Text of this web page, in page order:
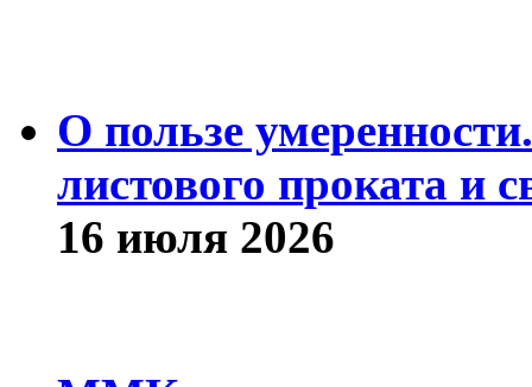
О пользе
листового проката и
16 июля 2026